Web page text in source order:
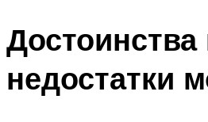
Достоинства
недостатки